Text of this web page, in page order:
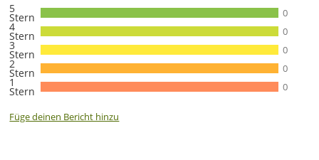
5
Stern 0
4
Stern 0
3
Stern 0
2
Stern 0
1
Stern 0
Füge deinen Bericht hinzu